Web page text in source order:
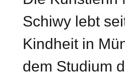
Schiwy lebt
Kindheit in
dem Studium